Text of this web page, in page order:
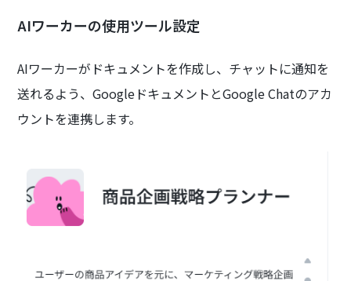
AIワーカーの使用ツール設定
AIワーカーがドキュメントを作成し、チャットに通知を
送れるよう、GoogleドキュメントとGoogle Chatのアカ
ウントを連携します。